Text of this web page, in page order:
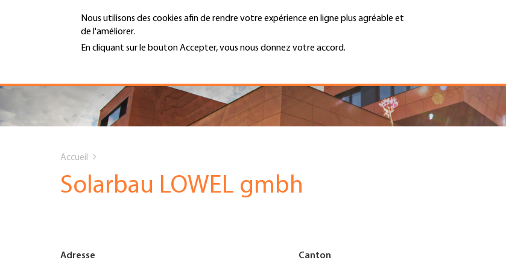
Nous utilisons des cookies afin de rendre votre expérience en ligne plus agréable et
de l'améliorer.
En cliquant sur le bouton Accepter, vous nous donnez votre accord.
Hauptnavigation
PORTRAIT
SERVICES
INFOTHÈQUE
JOBS & CARRIÈRE
MENU
Top
Menu
are
Accueil
Solarbau LOWEL gmbh
Adresse Canton